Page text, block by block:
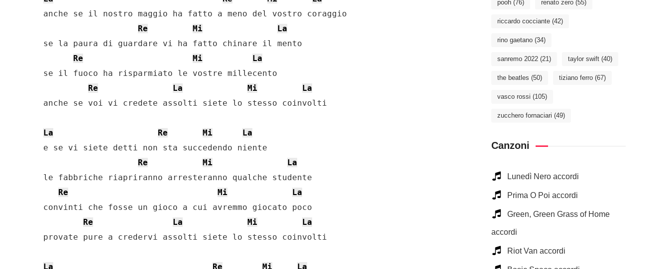
anche se il nostro maggio ha fatto a meno del vostro coraggio
Re
Mi
La
se la paura di guardare vi ha fatto chinare il mento
Re
Mi
La
se il fuoco ha risparmiato le vostre millecento
Re
La Mi
La
anche se voi vi credete assolti siete lo stesso coinvolti
La Re Mi
La
e se vi siete detti non sta succedendo niente
Re
Mi
La
le fabbriche riapriranno arresteranno qualche studente
Re
Mi
La
convinti che fosse un gioco a cui avremmo giocato poco
Re
La Mi
La
provate pure a credervi assolti siete lo stesso coinvolti
La Re Mi
La
pooh (76) renato zero (55)
riccardo cocciante (42)
rino gaetano (34)
sanremo 2022 (21) taylor swift (40)
the beatles (50) tiziano ferro (67)
vasco rossi (105)
zucchero fornaciari (49)
Canzoni
Lunedì Nero accordi
Prima O Poi accordi
Green, Green Grass of Home
accordi
Riot Van accordi